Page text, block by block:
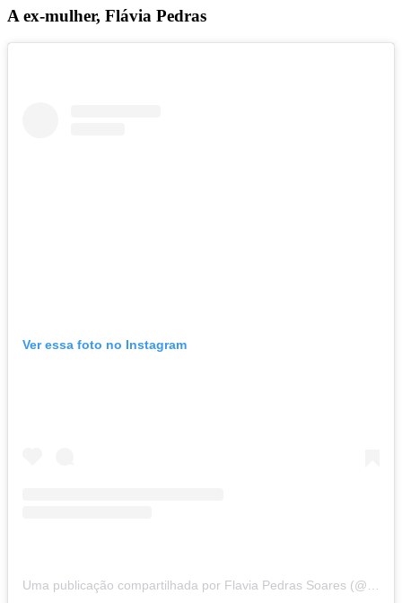
A ex-mulher, Flávia Pedras
Ver essa foto no Instagram